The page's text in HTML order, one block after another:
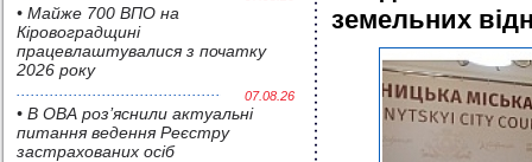
• Майже 700 ВПО на
Кіровоградщині
працевлаштувалися з початку
2026 року
07.08.26
• В ОВА роз’яснили актуальні
питання ведення Реєстру
застрахованих осіб
земельних